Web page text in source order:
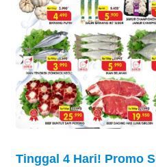
Tinggal 4 Hari! Promo